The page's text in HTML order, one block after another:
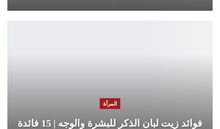
المرأة
فوائد زيت لبان الذكر للبشرة والوجه | 15 فائدة